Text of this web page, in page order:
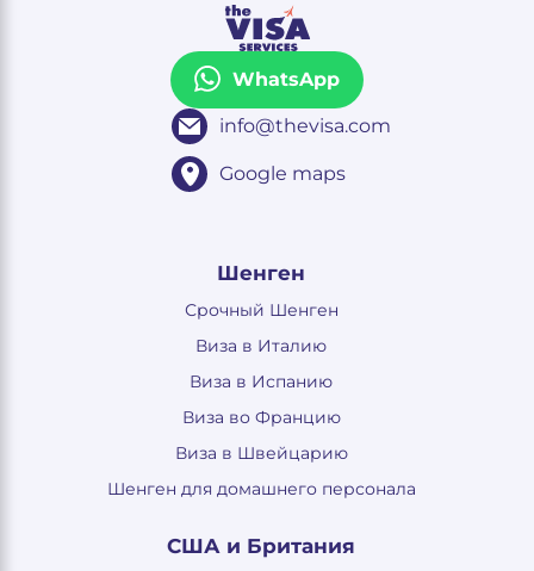
WhatsApp
info@thevisa.com
Google maps
Шенген
Срочный Шенген
Виза в Италию
Виза в Испанию
Виза во Францию
Виза в Швейцарию
Шенген для домашнего персонала
США и Британия